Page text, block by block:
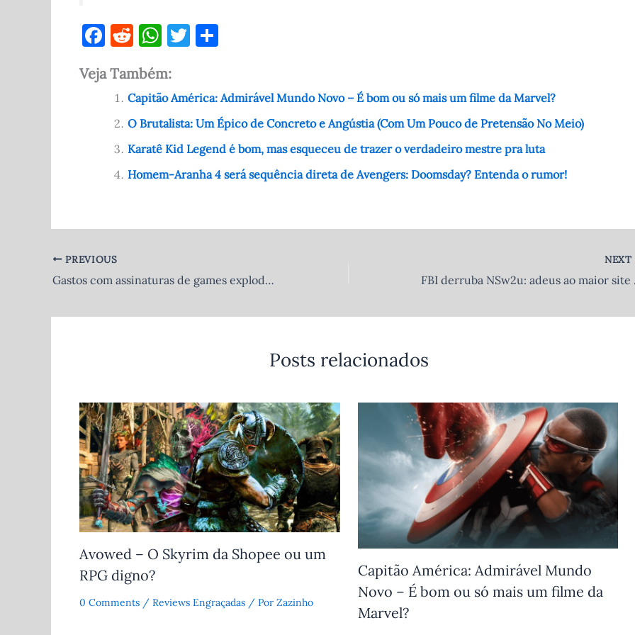
F
c
e
b
o
o
R
d
di
t
W
at
s
A
p
p
T
te
r
e
Veja Também:
Capitão América: Admirável Mundo Novo – É bom ou só mais um filme da Marvel?
O Brutalista: Um Épico de Concreto e Angústia (Com Um Pouco de Pretensão No Meio)
Karatê Kid Legend é bom, mas esqueceu de trazer o verdadeiro mestre pra luta
Homem-Aranha 4 será sequência direta de Avengers: Doomsday? Entenda o rumor!
PREVIOUS
Gastos com assinaturas de games explodem: $600 milhões torrados só em maio
NEXT
FBI
Posts relacionados
Avowed – O Skyrim da Shopee ou um
RPG digno?
0 Comments / Reviews Engraçadas / Por Zazinho
Capitão América: Admirável Mundo
Novo – É bom ou só mais um filme da
Marvel?